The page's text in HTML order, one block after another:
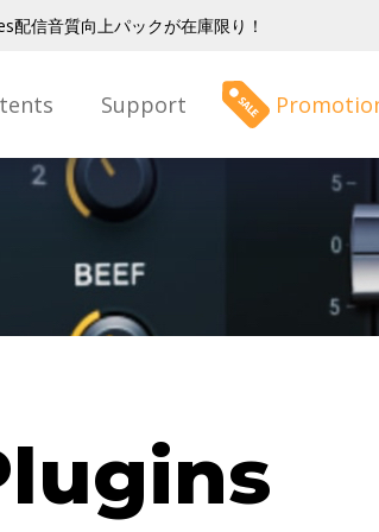
配信音質向上パックが在庫限り！
Support